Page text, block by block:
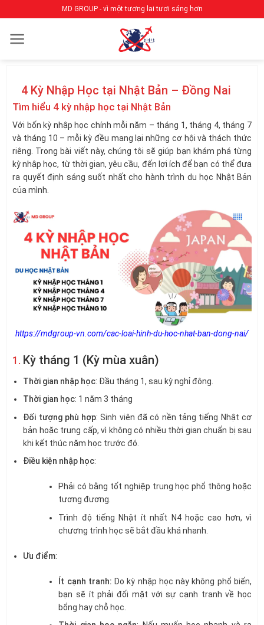
qua
nội
MD GROUP - vì một tương lai tươi sáng hơn
4 Kỳ Nhập Học tại Nhật Bản – Đồng Nai
Tìm hiểu 4 kỳ nhập học tại Nhật Bản
Với bốn kỳ nhập học chính mỗi năm – tháng 1, tháng 4, tháng 7
và tháng 10 – mỗi kỳ đều mang lại những cơ hội và thách thức
riêng. Trong bài viết này, chúng tôi sẽ giúp bạn khám phá từng
kỳ nhập học, từ thời gian, yêu cầu, đến lợi ích để bạn có thể đưa
ra quyết định sáng suốt nhất cho hành trình du học Nhật Bản
của mình.
https://mdgroup-vn.com/cac-loai-hinh-du-hoc-nhat-ban-dong-nai/
1. Kỳ tháng 1 (Kỳ mùa xuân)
Thời gian nhập học: Đầu tháng 1, sau kỳ nghỉ đông.
Thời gian học: 1 năm 3 tháng
Đối tượng phù hợp: Sinh viên đã có nền tảng tiếng Nhật cơ
bản hoặc trung cấp, vì không có nhiều thời gian chuẩn bị sau
khi kết thúc năm học trước đó.
Điều kiện nhập học:
Phải có bằng tốt nghiệp trung học phổ thông hoặc
tương đương.
Trình độ tiếng Nhật ít nhất N4 hoặc cao hơn, vì
chương trình học sẽ bắt đầu khá nhanh.
Ưu điểm:
Ít cạnh tranh: Do kỳ nhập học này không phổ biến,
bạn sẽ ít phải đối mặt với sự cạnh tranh về học
bổng hay chỗ học.